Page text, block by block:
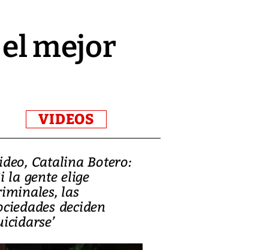
mejor
VIDEOS
Catalina Botero:
la gente elige
las
deciden